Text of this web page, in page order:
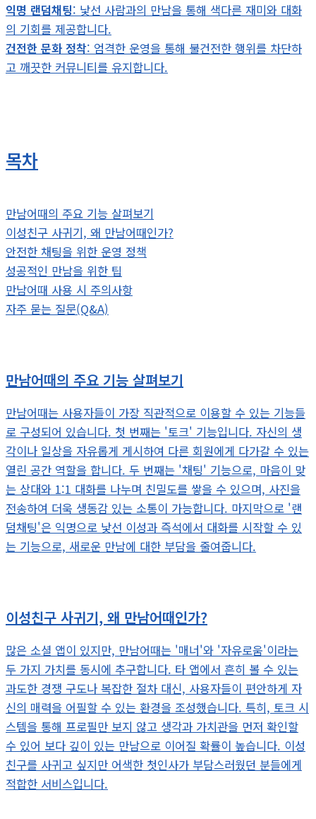
익명 랜덤채팅: 낯선 사람과의 만남을 통해 색다른 재미와 대화
의 기회를 제공합니다.
건전한 문화 정착: 엄격한 운영을 통해 불건전한 행위를 차단하
고 깨끗한 커뮤니티를 유지합니다.
목차
만남어때의 주요 기능 살펴보기
이성친구 사귀기, 왜 만남어때인가?
안전한 채팅을 위한 운영 정책
성공적인 만남을 위한 팁
만남어때 사용 시 주의사항
자주 묻는 질문(Q&A)
만남어때의 주요 기능 살펴보기
만남어때는 사용자들이 가장 직관적으로 이용할 수 있는 기능들
로 구성되어 있습니다. 첫 번째는 '토크' 기능입니다. 자신의 생
각이나 일상을 자유롭게 게시하여 다른 회원에게 다가갈 수 있는
열린 공간 역할을 합니다. 두 번째는 '채팅' 기능으로, 마음이 맞
는 상대와 1:1 대화를 나누며 친밀도를 쌓을 수 있으며, 사진을
전송하여 더욱 생동감 있는 소통이 가능합니다. 마지막으로 '랜
덤채팅'은 익명으로 낯선 이성과 즉석에서 대화를 시작할 수 있
는 기능으로, 새로운 만남에 대한 부담을 줄여줍니다.
이성친구 사귀기, 왜 만남어때인가?
많은 소셜 앱이 있지만, 만남어때는 '매너'와 '자유로움'이라는
두 가지 가치를 동시에 추구합니다. 타 앱에서 흔히 볼 수 있는
과도한 경쟁 구도나 복잡한 절차 대신, 사용자들이 편안하게 자
신의 매력을 어필할 수 있는 환경을 조성했습니다. 특히, 토크 시
스템을 통해 프로필만 보지 않고 생각과 가치관을 먼저 확인할
수 있어 보다 깊이 있는 만남으로 이어질 확률이 높습니다. 이성
친구를 사귀고 싶지만 어색한 첫인사가 부담스러웠던 분들에게
적합한 서비스입니다.